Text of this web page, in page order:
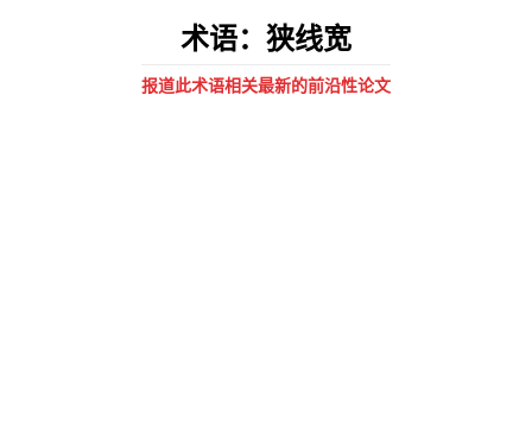
术语：狭线宽
报道此术语相关最新的前沿性论文